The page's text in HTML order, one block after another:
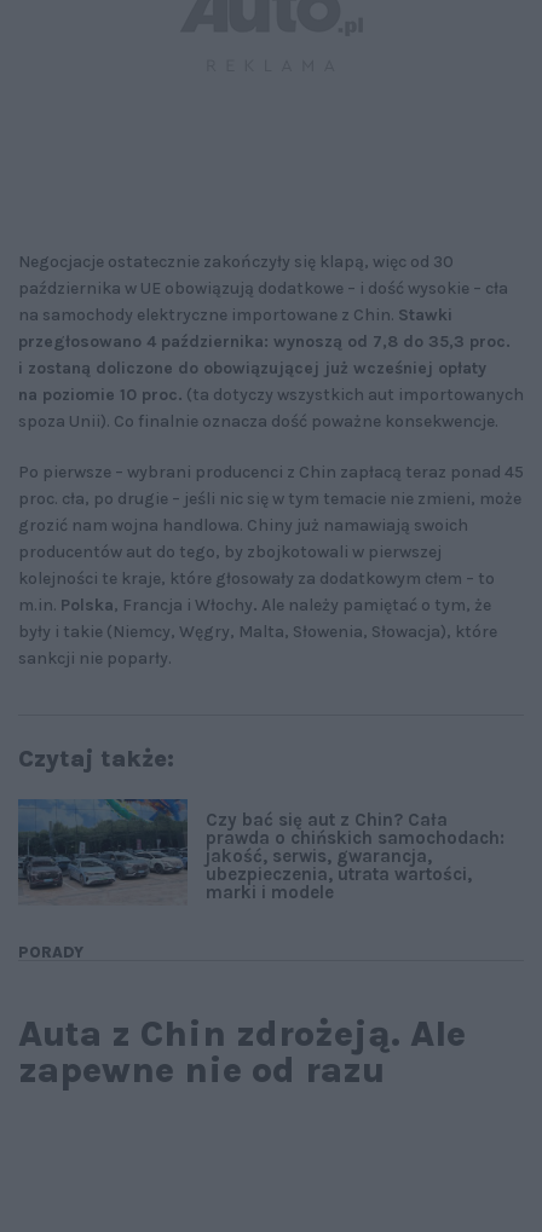
Negocjacje ostatecznie zakończyły się klapą, więc od 30
października w UE obowiązują dodatkowe – i dość wysokie – cła
na samochody elektryczne importowane z Chin. Stawki
przegłosowano 4 października: wynoszą od 7,8 do 35,3 proc.
i zostaną doliczone do obowiązującej już wcześniej opłaty
na poziomie 10 proc. (ta dotyczy wszystkich aut importowanych
spoza Unii). Co finalnie oznacza dość poważne konsekwencje.
Po pierwsze – wybrani producenci z Chin zapłacą teraz ponad 45
proc. cła, po drugie – jeśli nic się w tym temacie nie zmieni, może
grozić nam wojna handlowa. Chiny już namawiają swoich
producentów aut do tego, by zbojkotowali w pierwszej
kolejności te kraje, które głosowały za dodatkowym cłem – to
m.in. Polska, Francja i Włochy. Ale należy pamiętać o tym, że
były i takie (Niemcy, Węgry, Malta, Słowenia, Słowacja), które
sankcji nie poparły.
Czytaj także:
PORADY
Czy bać się aut z Chin? Cała
prawda o chińskich samochodach:
jakość, serwis, gwarancja,
ubezpieczenia, utrata wartości,
marki i modele
Auta z Chin zdrożeją. Ale
zapewne nie od razu